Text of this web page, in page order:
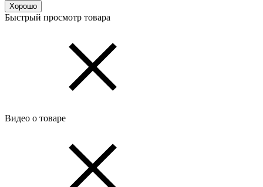
Хорошо
Быстрый просмотр товара
Видео о товаре